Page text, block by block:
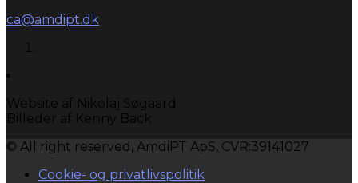
ca@amdipt.dk
Website af Nikolaj Søgaard
Billeder af Kenny Back
© All right reserved, AmdiPT ApS, CVR:39141027
Cookie- og privatlivspolitik